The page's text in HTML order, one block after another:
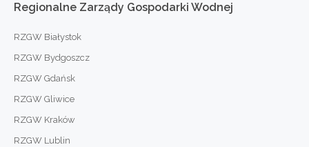
Regionalne Zarządy Gospodarki Wodnej
RZGW Białystok
RZGW Bydgoszcz
RZGW Gdańsk
RZGW Gliwice
RZGW Kraków
RZGW Lublin